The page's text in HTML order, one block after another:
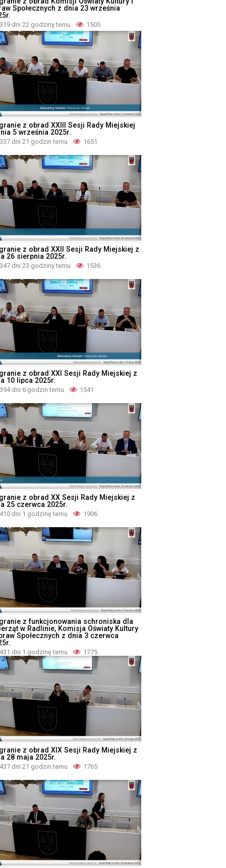
Społecznych z dnia 23 września
319 dni 22 godziny temu 1505
z obrad XXIII Sesji Rady Miejskiej
5 września 2025r.
337 dni 21 godzin temu 1651
z obrad XXII Sesji Rady Miejskiej z
26 sierpnia 2025r.
347 dni 23 godziny temu 1536
z obrad XXI Sesji Rady Miejskiej z
10 lipca 2025r.
394 dni 6 godzin temu 1541
z obrad XX Sesji Rady Miejskiej z
25 czerwca 2025r.
410 dni 1 godzinę temu 1906
z funkcjonowania schroniska dla
w Radlinie, Komisja Oświaty Kultury
Społecznych z dnia 3 czerwca
431 dni 1 godzinę temu 1775
z obrad XIX Sesji Rady Miejskiej z
28 maja 2025r.
437 dni 21 godzin temu 1765